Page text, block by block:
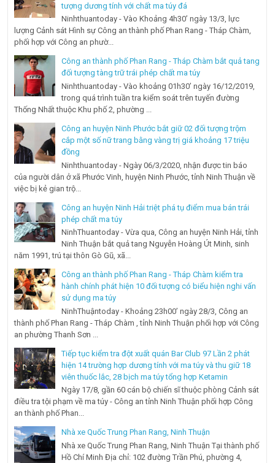
tượng dương tính với chất ma túy đá
Ninhthuantoday - Vào Khoảng 4h30’ ngày 13/3, lực
lượng Cảnh sát Hình sự Công an thành phố Phan Rang - Tháp Chàm,
phối hợp với Công an phườ...
Công an thành phố Phan Rang - Tháp Chàm bắt quả tang
đối tượng tàng trữ trái phép chất ma túy
Ninhthuantoday - Vào khoảng 01h30’ ngày 16/12/2019,
trong quá trình tuần tra kiểm soát trên tuyến đường
Thống Nhất thuộc Khu phố 2, phường ...
Công an huyện Ninh Phước bắt giữ 02 đối tượng trộm
cắp một số nữ trang bằng vàng trị giá khoảng 17 triệu
đồng
Ninhthuantoday - Ngày 06/3/2020, nhận được tin báo
của người dân ở xã Phước Vinh, huyện Ninh Phước, tỉnh Ninh Thuận về
việc bị kẻ gian trộ...
Công an huyện Ninh Hải triệt phá tụ điểm mua bán trái
phép chất ma túy
NinhThuantoday - Vừa qua, Công an huyện Ninh Hải, tỉnh
Ninh Thuận bắt quả tang Nguyễn Hoàng Út Minh, sinh
năm 1991, trú tại thôn Gò Gũ, xã...
Công an thành phố Phan Rang - Tháp Chàm kiểm tra
hành chính phát hiện 10 đối tượng có biểu hiện nghi vấn
sử dụng ma túy
NinhThuậntoday - Khoảng 23h00’ ngày 28/3, Công an
thành phố Phan Rang - Tháp Chàm , tỉnh Ninh Thuận phối hợp với Công
an phường Thanh Sơn ...
Tiếp tục kiểm tra đột xuất quán Bar Club 97 Lần 2 phát
hiện 14 trường hợp dương tính với ma túy và thu giữ 18
viên thuốc lắc, 28 bịch ma túy tổng hợp Ketamin
Ngày 17/8, gần 60 cán bộ chiến sĩ thuộc phòng Cảnh sát
điều tra tội phạm về ma túy - Công an tỉnh Ninh Thuận phối hợp Công
an thành phố Phan...
Nhà xe Quốc Trung Phan Rang, Ninh Thuận
Nhà xe Quốc Trung Phan Rang, Ninh Thuận Tại thành phố
Hồ Chí Minh Địa chỉ: 102 đường Trần Phú, phường 4,